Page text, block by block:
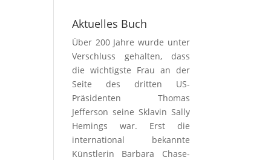
Aktuelles Buch
Über 200 Jahre wurde unter
Verschluss gehalten, dass
die wichtigste Frau an der
Seite des dritten US-
Präsidenten Thomas
Jefferson seine Sklavin Sally
Hemings war. Erst die
international bekannte
Künstlerin Barbara Chase-